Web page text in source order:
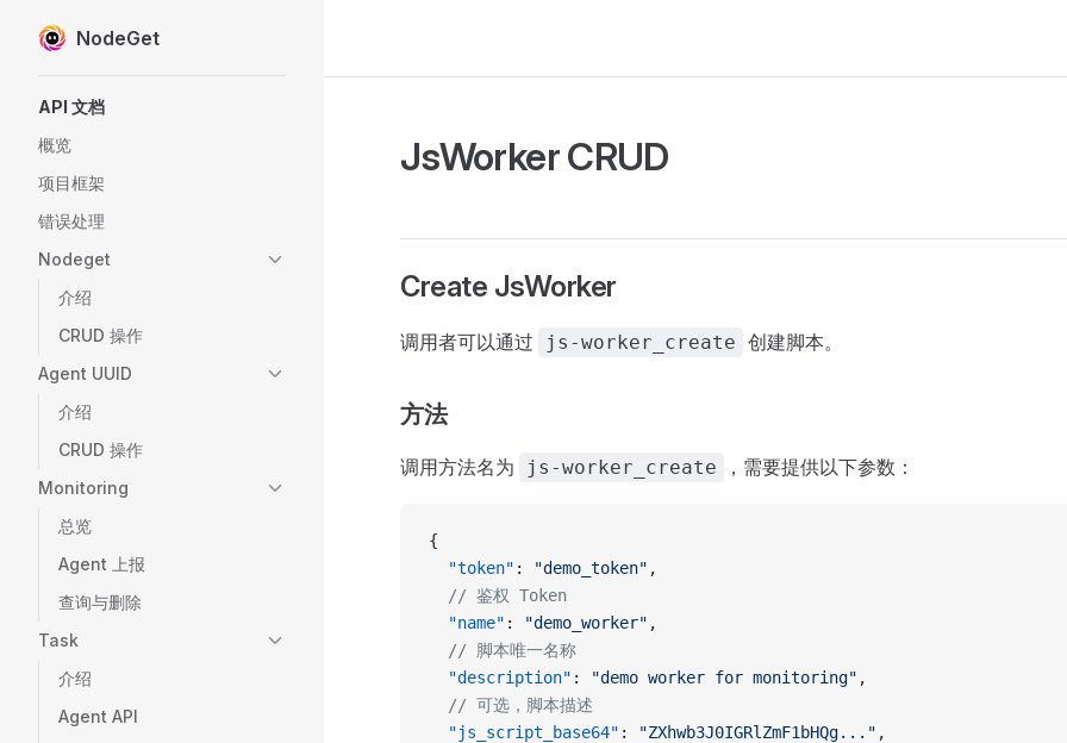
Skip to content
NodeGet
API 文档
概览
项目框架
错误处理
Nodeget
介绍
CRUD 操作
Agent UUID
介绍
CRUD 操作
Monitoring
总览
Agent 上报
查询与删除
Task
介绍
Agent API
JsWorker CRUD
Create JsWorker
调用者可以通过 js-worker_create 创建脚本。
方法
调用方法名为 js-worker_create ，需要提供以下参数：
{
  "token"
: "demo_token" ,
  // 鉴权 Token
  "name"
: "demo_worker" ,
  // 脚本唯一名称
  "description"
: "demo worker for monitoring" ,
  // 可选，脚本描述
  "js_script_base64"
: "ZXhwb3J0IGRlZmF1bHQg..." ,